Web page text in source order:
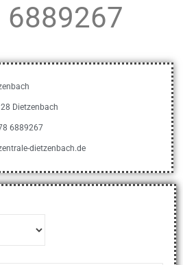
6889267
Dietzenbach
6889267
dietzenbach.de